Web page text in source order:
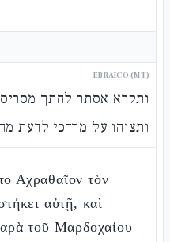
EBRAICO (MT)
ותקרא אסתר להתך
ותצוהו על מרדכי לדעת
Αχραθαῖον τὸν
αὐτῇ, καὶ
τοῦ Μαρδοχαίου